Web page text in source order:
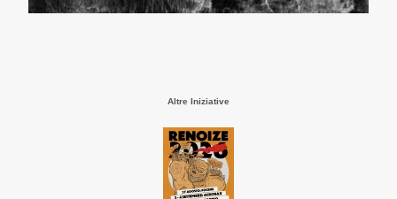
Altre Iniziative